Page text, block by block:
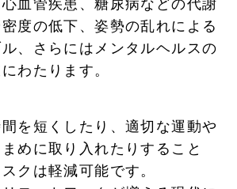
度の低下、姿勢の乱れによる
、さらにはメンタルヘルスの
わたります。
を短くしたり、適切な運動や
めに取り入れたりすること
クは軽減可能です。